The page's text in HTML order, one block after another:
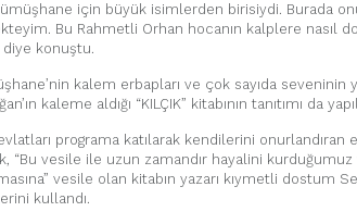
için büyük isimlerden birisiydi. Burada
Bu Rahmetli Orhan hocanın kalplere nasıl
konuştu.
kalem erbapları ve çok sayıda seveninin
kaleme aldığı “KILÇIK” kitabının tanıtımı da
programa katılarak kendilerini
“Bu vesile ile uzun zamandır hayalini
vesile olan kitabın yazarı kıymetli dostum
kullandı.